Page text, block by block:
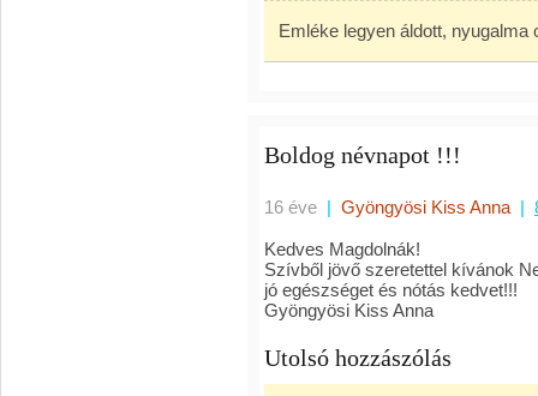
Emléke legyen áldott, nyugalma
Boldog névnapot !!!
16 éve | Gyöngyösi Kiss Anna |
Kedves Magdolnák!
Szívből jövő szeretettel kívánok
jó egészséget és nótás kedvet!!!
Gyöngyösi Kiss Anna
Utolsó hozzászólás